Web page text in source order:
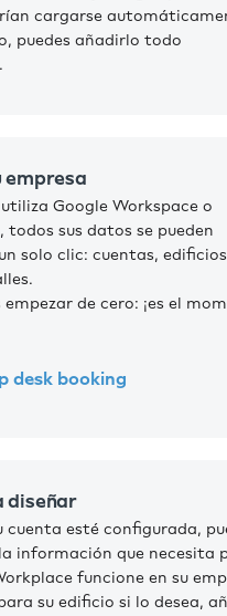
cargarse
puedes añadirlo todo
empresa
Google Workspace o
sus datos se pueden
solo clic: cuentas,
empezar de cero: ¡es el
desk booking
diseñar
cuenta esté configurada,
información que necesita
funcione en su
su edificio si lo desea,